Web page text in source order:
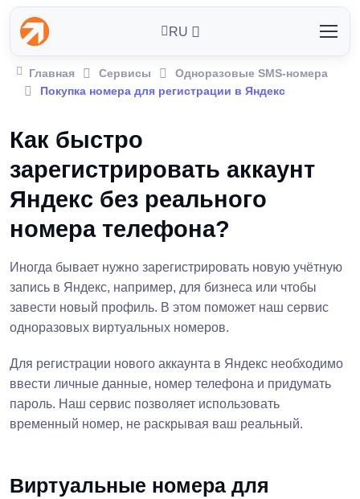
RU
Главная Сервисы
Одноразовые SMS-номера
Покупка номера для регистрации в Яндекс
Как быстро
зарегистрировать аккаунт
Яндекс без реального
номера телефона?
Иногда бывает нужно зарегистрировать новую учётную
запись в Яндекс, например, для бизнеса или чтобы
завести новый профиль. В этом поможет наш сервис
одноразовых виртуальных номеров.
Для регистрации нового аккаунта в Яндекс необходимо
ввести личные данные, номер телефона и придумать
пароль. Наш сервис позволяет использовать
временный номер, не раскрывая ваш реальный.
Виртуальные номера для